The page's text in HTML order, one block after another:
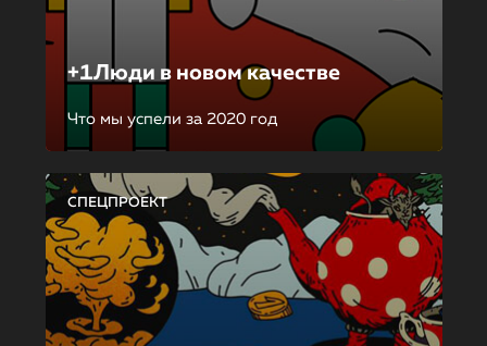
+1Люди в новом качестве
Что мы успели за 2020 год
СПЕЦПРОЕКТ